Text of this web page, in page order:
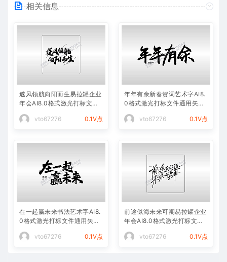
相关信息
遂风领航向阳而生易拉罐企业
年会AI8.0格式激光打标文件
vto67276
0.1V点
年年有余新春贺词艺术字AI8.
0格式激光打标文件通用矢量
vto67276
0.1V点
在一起赢未来书法艺术字AI8.
0格式激光打标文件通用矢量
vto67276
0.1V点
前途似海未来可期易拉罐企业
年会AI8.0格式激光打标文件
vto67276
0.1V点